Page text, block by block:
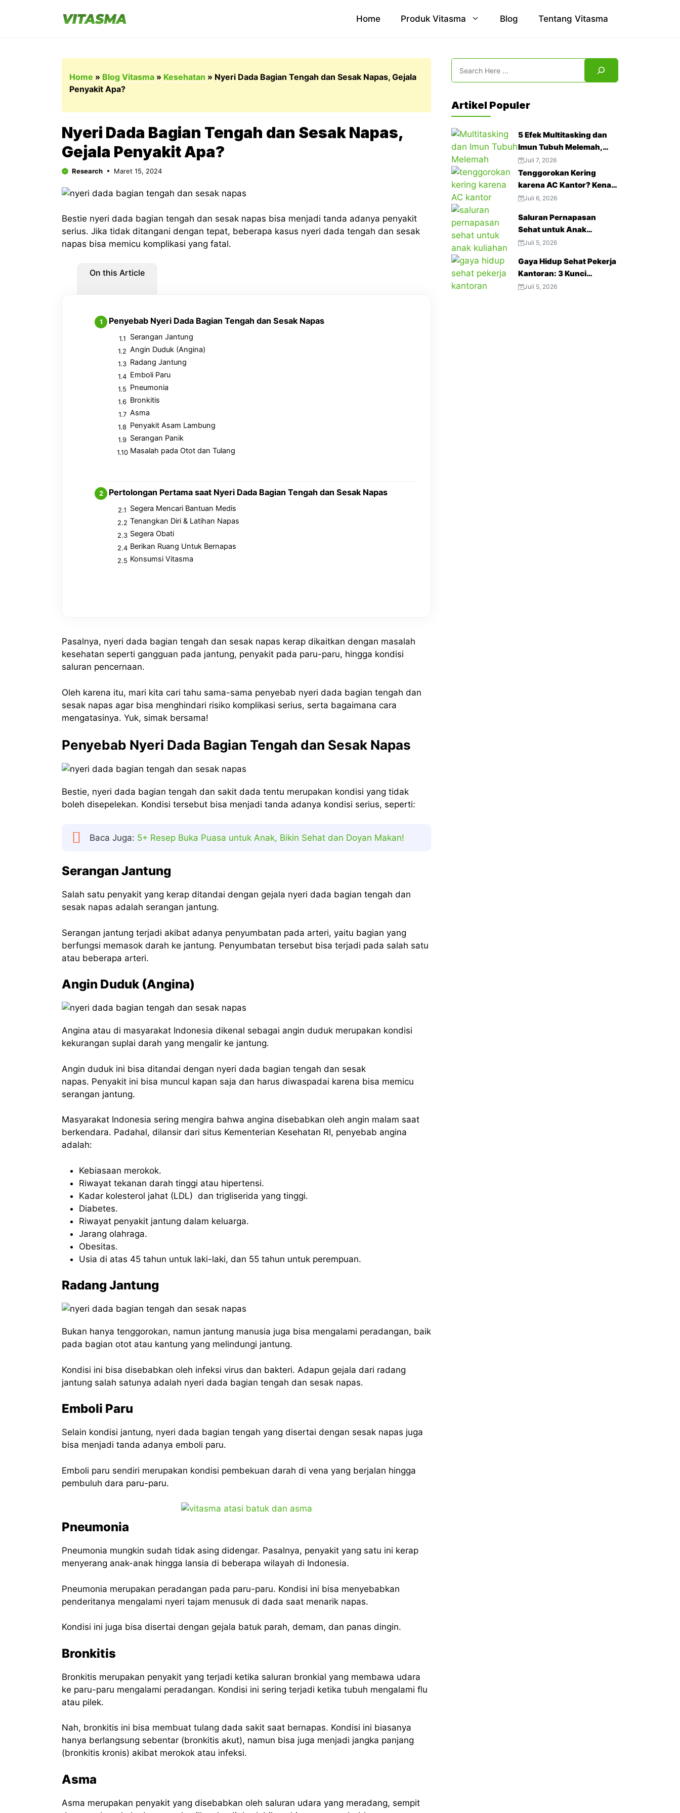
Home Produk Vitasma Blog Tentang Vitasma
Home » Blog Vitasma » Kesehatan » Nyeri Dada Bagian Tengah dan Sesak Napas, Gejala
Penyakit Apa?
Nyeri Dada Bagian Tengah dan Sesak Napas,
Gejala Penyakit Apa?
Research Maret 15, 2024
Bestie nyeri dada bagian tengah dan sesak napas bisa menjadi tanda adanya penyakit
serius. Jika tidak ditangani dengan tepat, beberapa kasus nyeri dada tengah dan sesak
napas bisa memicu komplikasi yang fatal.
On this Article
Penyebab Nyeri Dada Bagian Tengah dan Sesak Napas
Serangan Jantung
Angin Duduk (Angina)
Radang Jantung
Emboli Paru
Pneumonia
Bronkitis
Asma
Penyakit Asam Lambung
Serangan Panik
Masalah pada Otot dan Tulang
Pertolongan Pertama saat Nyeri Dada Bagian Tengah dan Sesak Napas
Segera Mencari Bantuan Medis
Tenangkan Diri & Latihan Napas
Segera Obati
Berikan Ruang Untuk Bernapas
Konsumsi Vitasma
Pasalnya, nyeri dada bagian tengah dan sesak napas kerap dikaitkan dengan masalah
kesehatan seperti gangguan pada jantung, penyakit pada paru-paru, hingga kondisi
saluran pencernaan.
Oleh karena itu, mari kita cari tahu sama-sama penyebab nyeri dada bagian tengah dan
sesak napas agar bisa menghindari risiko komplikasi serius, serta bagaimana cara
mengatasinya. Yuk, simak bersama!
Penyebab Nyeri Dada Bagian Tengah dan Sesak Napas
Bestie, nyeri dada bagian tengah dan sakit dada tentu merupakan kondisi yang tidak
boleh disepelekan. Kondisi tersebut bisa menjadi tanda adanya kondisi serius, seperti:
Baca Juga: 5+ Resep Buka Puasa untuk Anak, Bikin Sehat dan Doyan Makan!
Serangan Jantung
Salah satu penyakit yang kerap ditandai dengan gejala nyeri dada bagian tengah dan
sesak napas adalah serangan jantung.
Serangan jantung terjadi akibat adanya penyumbatan pada arteri, yaitu bagian yang
berfungsi memasok darah ke jantung. Penyumbatan tersebut bisa terjadi pada salah satu
atau beberapa arteri.
Angin Duduk (Angina)
Angina atau di masyarakat Indonesia dikenal sebagai angin duduk merupakan kondisi
kekurangan suplai darah yang mengalir ke jantung.
Angin duduk ini bisa ditandai dengan nyeri dada bagian tengah dan sesak
napas. Penyakit ini bisa muncul kapan saja dan harus diwaspadai karena bisa memicu
serangan jantung.
Masyarakat Indonesia sering mengira bahwa angina disebabkan oleh angin malam saat
berkendara. Padahal, dilansir dari situs Kementerian Kesehatan RI, penyebab angina
adalah:
Kebiasaan merokok.
Riwayat tekanan darah tinggi atau hipertensi.
Kadar kolesterol jahat (LDL) dan trigliserida yang tinggi.
Diabetes.
Riwayat penyakit jantung dalam keluarga.
Jarang olahraga.
Obesitas.
Usia di atas 45 tahun untuk laki-laki, dan 55 tahun untuk perempuan.
Radang Jantung
Bukan hanya tenggorokan, namun jantung manusia juga bisa mengalami peradangan, baik
pada bagian otot atau kantung yang melindungi jantung.
Kondisi ini bisa disebabkan oleh infeksi virus dan bakteri. Adapun gejala dari radang
jantung salah satunya adalah nyeri dada bagian tengah dan sesak napas.
Emboli Paru
Selain kondisi jantung, nyeri dada bagian tengah yang disertai dengan sesak napas juga
bisa menjadi tanda adanya emboli paru.
Emboli paru sendiri merupakan kondisi pembekuan darah di vena yang berjalan hingga
pembuluh dara paru-paru.
Pneumonia
Pneumonia mungkin sudah tidak asing didengar. Pasalnya, penyakit yang satu ini kerap
menyerang anak-anak hingga lansia di beberapa wilayah di Indonesia.
Pneumonia merupakan peradangan pada paru-paru. Kondisi ini bisa menyebabkan
penderitanya mengalami nyeri tajam menusuk di dada saat menarik napas.
Kondisi ini juga bisa disertai dengan gejala batuk parah, demam, dan panas dingin.
Bronkitis
Bronkitis merupakan penyakit yang terjadi ketika saluran bronkial yang membawa udara
ke paru-paru mengalami peradangan. Kondisi ini sering terjadi ketika tubuh mengalami flu
atau pilek.
Nah, bronkitis ini bisa membuat tulang dada sakit saat bernapas. Kondisi ini biasanya
hanya berlangsung sebentar (bronkitis akut), namun bisa juga menjadi jangka panjang
(bronkitis kronis) akibat merokok atau infeksi.
Asma
Asma merupakan penyakit yang disebabkan oleh saluran udara yang meradang, sempit
Artikel Populer
5 Efek Multitasking dan
Imun Tubuh Melemah,
Jangan Abaikan!
Juli 7, 2026
Tenggorokan Kering
karena AC Kantor? Kenali
4 Cara Mengatasinya
Juli 6, 2026
Saluran Pernapasan
Sehat untuk Anak
Kuliahan: 3 Tips Menjaga
Tengah Aktivitas Padat
Juli 5, 2026
Gaya Hidup Sehat Pekerja
Kantoran: 3 Kunci
Menjaga Produktivitas
Juli 5, 2026